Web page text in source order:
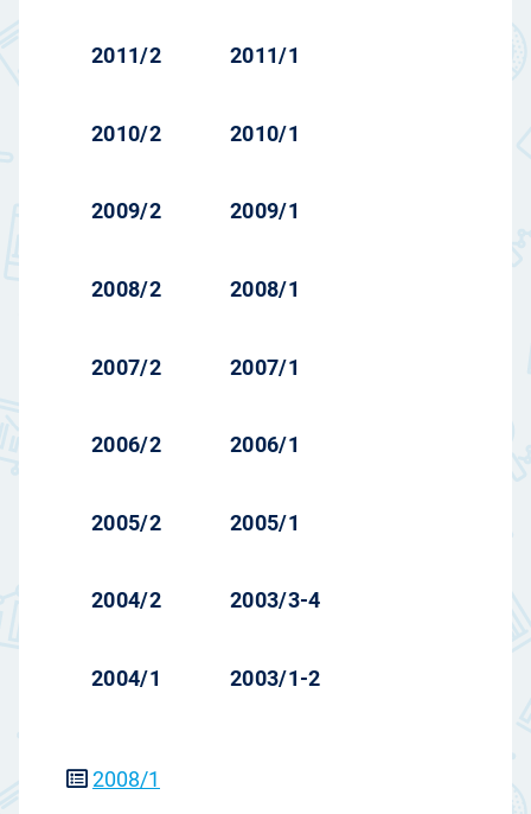
2011/2 2011/1
2010/2 2010/1
2009/2 2009/1
2008/2 2008/1
2007/2 2007/1
2006/2 2006/1
2005/2 2005/1
2004/2 2003/3-4
2004/1 2003/1-2
2008/1